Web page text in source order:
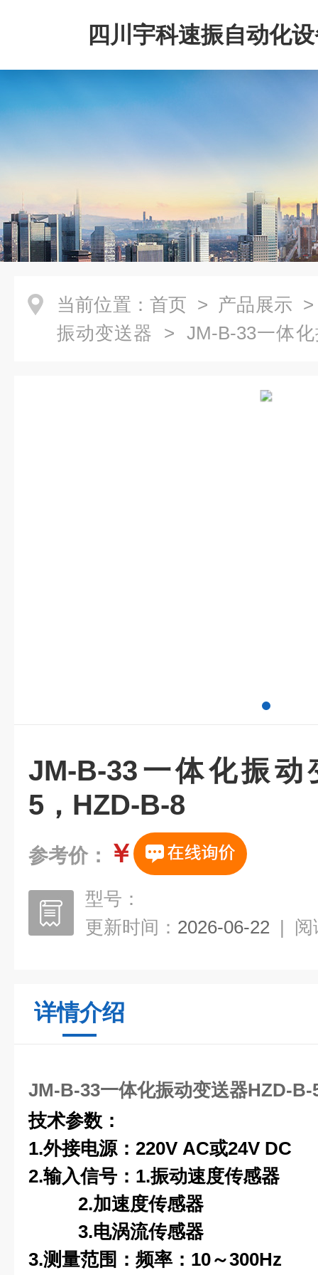
四川宇科速振自动化
公司
当前位置： 首页 > 产品展示
振动变送器 > JM-B-33一体
JM-B-33一体化振动
5，HZD-B-8
参考价： ￥
型号：
更新时间： 2026-06-22 | 阅
详情介绍
JM-B-33一体化振动变送器HZD-
技术参数：
1.外接电源：220V AC或24V DC
2.输入信号：1.振动速度传感器
2.加速度传感器
3.电涡流传感器
3.测量范围：频率：10～300Hz